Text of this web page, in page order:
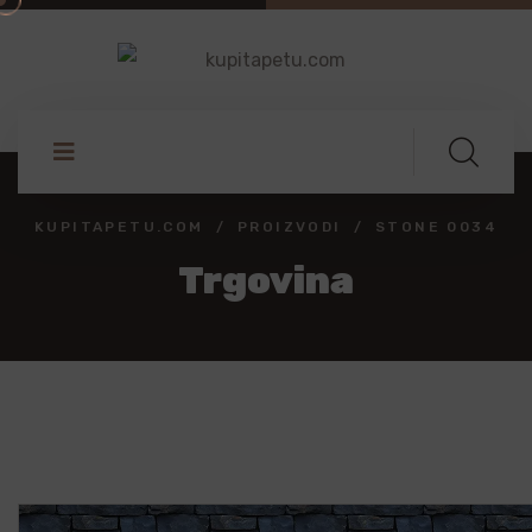
KUPITAPETU.COM PROIZVODI STONE 0034
Trgovina